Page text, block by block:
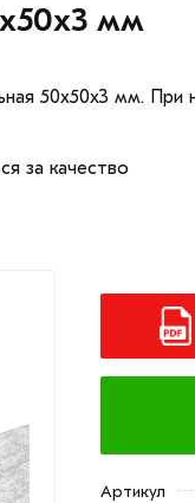
мм
50х50х3 мм.
за качество
Артикул